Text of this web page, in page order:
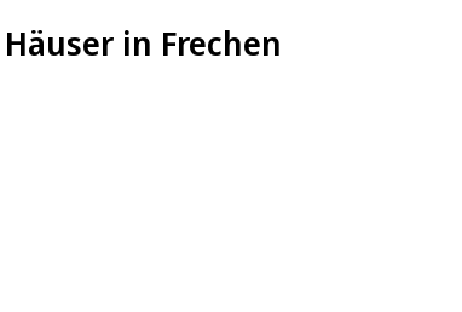
in Frechen